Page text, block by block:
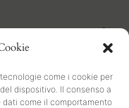
come i cookie per
dispositivo. Il consenso a
come il comportamento
5